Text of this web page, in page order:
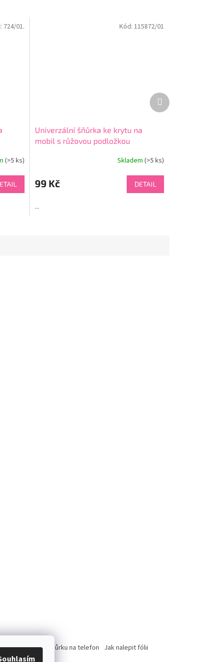
(>5 ks)
724/01.
Univerzální šňůrka ke krytu na
mobil s růžovou podložkou
Skladem (>5 ks)
99 Kč DETAIL
...
Kód: 115872/01
Další
produkt
Jak nasadit šnůrku na telefon Jak nalepit fólii